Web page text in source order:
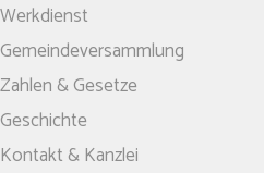
Werkdienst
Gemeinde­versammlung
Zahlen & Gesetze
Geschichte
Kontakt & Kanzlei